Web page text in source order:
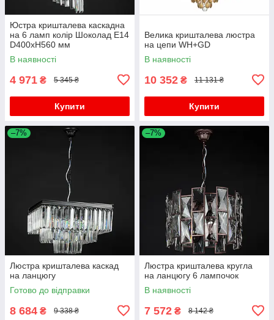
Юстра кришталева каскадна
на 6 ламп колір Шоколад E14
D400хH560 мм
В наявності
4 971 ₴ 5 345 ₴
Купити
Велика кришталева люстра
на цепи WH+GD
В наявності
10 352 ₴ 11 131 ₴
Купити
–7%
Люстра кришталева каскад
на ланцюгу
Готово до відправки
8 684 ₴ 9 338 ₴
–7%
Люстра кришталева кругла
на ланцюгу 6 лампочок
В наявності
7 572 ₴ 8 142 ₴